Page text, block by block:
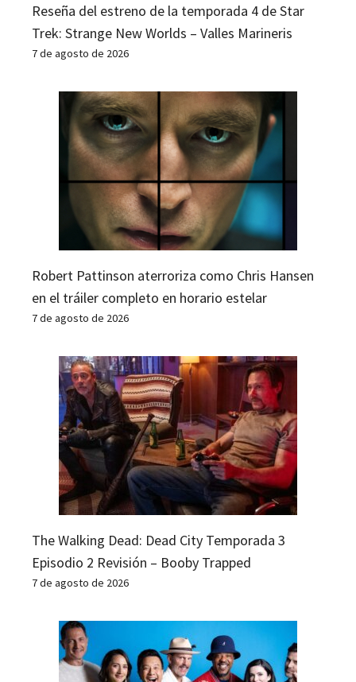
Reseña del estreno de la temporada 4 de Star
Trek: Strange New Worlds – Valles Marineris
7 de agosto de 2026
Robert Pattinson aterroriza como Chris Hansen
en el tráiler completo en horario estelar
7 de agosto de 2026
The Walking Dead: Dead City Temporada 3
Episodio 2 Revisión – Booby Trapped
7 de agosto de 2026